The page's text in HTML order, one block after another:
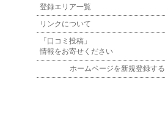
登録エリア一覧
リンクについて
「口コミ投稿」
情報をお寄せください
ホームページを新規登録する